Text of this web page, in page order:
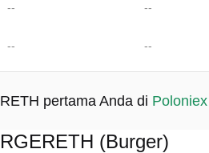
-- --
-- --
pertama Anda di Poloniex
(Burger)